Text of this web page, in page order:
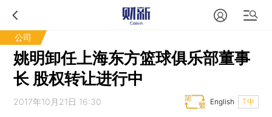
公司
姚明卸任上海东方篮球俱乐部董事
长 股权转让进行中
2017年10月21日 16:30 T中
English